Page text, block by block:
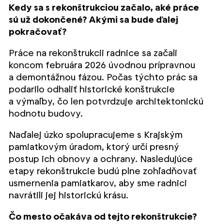
Kedy sa s rekonštrukciou začalo, aké práce
sú už dokončené? Akými sa bude ďalej
pokračovať?
Práce na rekonštrukcii radnice sa začali
koncom februára 2026 úvodnou prípravnou
a demontážnou fázou. Počas týchto prác sa
podarilo odhaliť historické konštrukcie
a výmaľby, čo len potvrdzuje architektonickú
hodnotu budovy.
Naďalej úzko spolupracujeme s Krajským
pamiatkovým úradom, ktorý určí presný
postup ich obnovy a ochrany. Nasledujúce
etapy rekonštrukcie budú plne zohľadňovať
usmernenia pamiatkarov, aby sme radnici
navrátili jej historickú krásu.
Čo mesto očakáva od tejto rekonštrukcie?